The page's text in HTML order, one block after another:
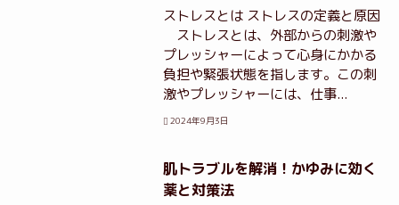
ストレスとは ストレスの定義と原因
ストレスとは、外部からの刺激や
プレッシャーによって心身にかかる
負担や緊張状態を指します。この刺
激やプレッシャーには、仕事...
2024年9月3日
肌トラブルを解消！かゆみに効く
薬と対策法